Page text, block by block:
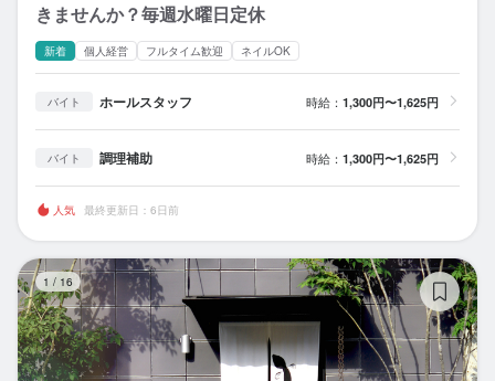
きませんか？毎週水曜日定休
新着 個人経営 フルタイム歓迎 ネイルOK
バイト ホールスタッフ 時給： 1,300円〜1,625円
バイト 調理補助 時給： 1,300円〜1,625円
人気 最終更新日：6日前
1 / 16